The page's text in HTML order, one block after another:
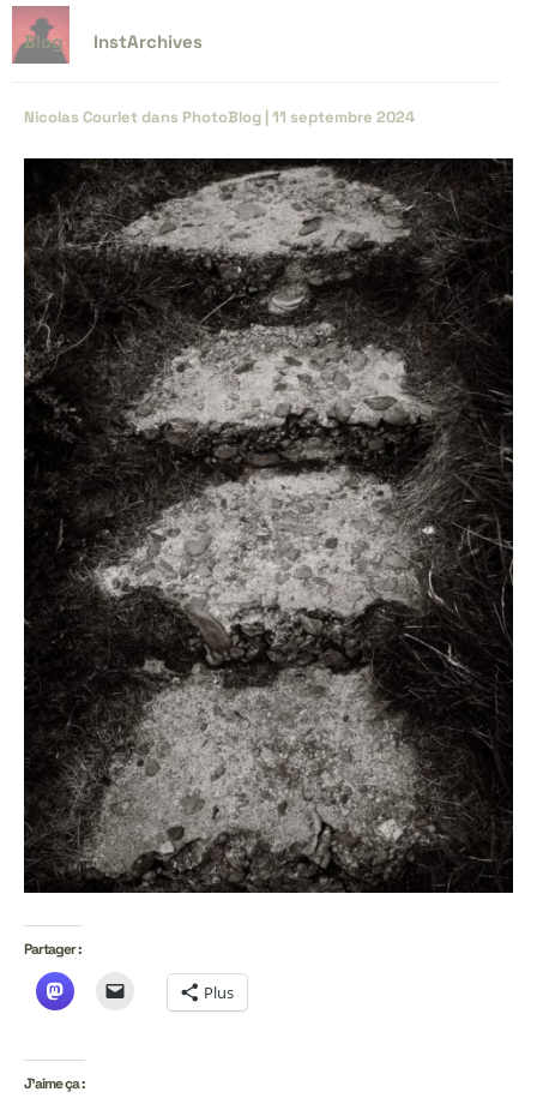
Blog InstArchives
Nicolas Courletdans PhotoBlog | 11 septembre 2024
Partager :
Plus
J’aime ça :